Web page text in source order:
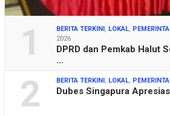
1 BERITA TERKINI, LOKAL,
2026
DPRD dan Pemkab Halut
…
2 BERITA TERKINI, LOKAL,
Dubes Singapura